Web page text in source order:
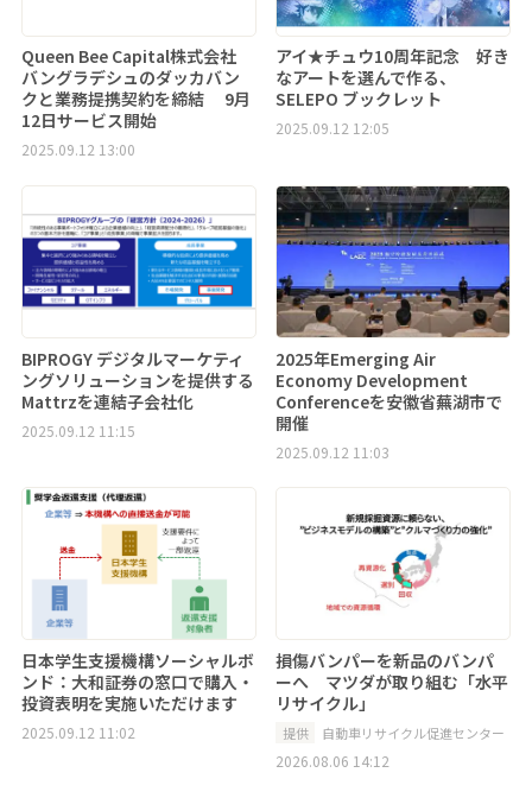
Queen Bee Capital株式会社
バングラデシュのダッカバン
クと業務提携契約を締結 9月
12日サービス開始
2025.09.12 13:00
アイ★チュウ10周年記念 好き
なアートを選んで作る、
SELEPO ブックレット
2025.09.12 12:05
BIPROGY デジタルマーケティ
ングソリューションを提供する
Mattrzを連結子会社化
2025.09.12 11:15
2025年Emerging Air
Economy Development
Conferenceを安徽省蕪湖市で
開催
2025.09.12 11:03
日本学生支援機構ソーシャルボ
ンド：大和証券の窓口で購入・
投資表明を実施いただけます
2025.09.12 11:02
損傷バンパーを新品のバンパ
ーへ マツダが取り組む「水平
リサイクル」
提供 自動車リサイクル促進センター
2026.08.06 14:12